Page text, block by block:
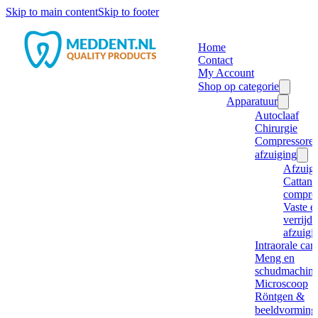
Skip to main contentSkip to footer
Home
Contact
My Account
Shop op categorie
Apparatuur
Autoclaaf
Chirurgie
afzuiging
Cattani
Vaste
Intraorale
Meng en
Microscoop
Röntgen &
beeldvorming